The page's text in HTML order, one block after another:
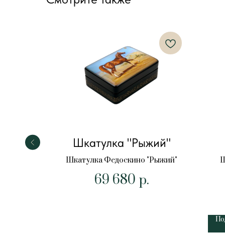
Шкатулка "Рыжий"
Шкатулка Федоскино "Рыжий"
69 680 р.